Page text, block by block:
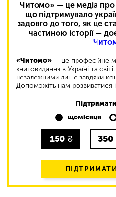
Читомо» — це медіа про
що підтримувало
задовго до того, як це
частиною історії —
«Читомо» — це професійне
книговидання в Україні та
незалежними лише завдяки
Допоможіть нам розвиватися
щомісяця
150 ₴ 350